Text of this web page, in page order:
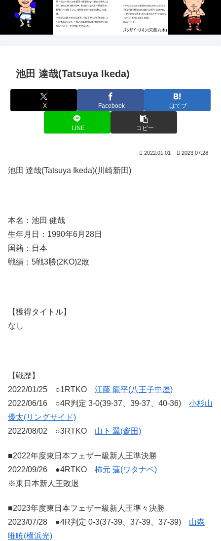
池田 達哉(Tatsuya Ikeda)
X Facebook はてブ
LINE コピー
2022.01.01 2023.07.28
池田 達哉(Tatsuya Ikeda)(川崎新田)
本名：池田 健哉
生年月日：1990年6月28日
国籍：日本
戦績：5戦3勝(2KO)2敗
【獲得タイトル】
なし
【戦歴】
2022/01/25 ○1RTKO 江藤 龍平(八王子中屋)
2022/06/16 ○4R判定 3-0(39-37、39-37、40-36) 小杉山
優太(リングサイド)
2022/08/02 ○3RTKO 山下 翼(齋田)
■2022年度東日本フェザー級新人王準決勝
2022/09/26 ●4RTKO 柿元 蓮(ワタナベ)
※東日本新人王敗退
■2023年度東日本フェザー級新人王準々決勝
2023/07/28 ●4R判定 0-3(37-39、37-39、37-39) 山森
唯暁(横浜光)